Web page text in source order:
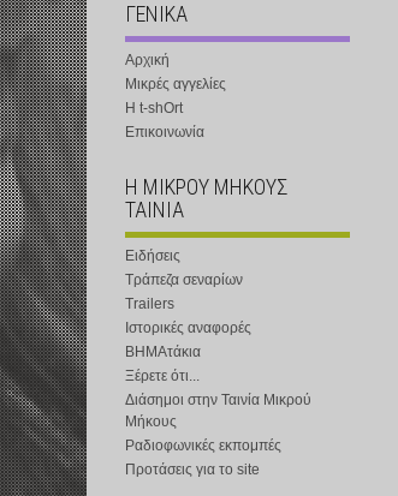
ΓΕΝΙΚΑ
Αρχική
Μικρές αγγελίες
Η t-shOrt
Επικοινωνία
Η ΜΙΚΡΟΥ ΜΗΚΟΥΣ
ΤΑΙΝΙΑ
Ειδήσεις
Τράπεζα σεναρίων
Trailers
Ιστορικές αναφορές
ΒΗΜΑτάκια
Ξέρετε ότι...
Διάσημοι στην Ταινία Μικρού
Μήκους
Ραδιοφωνικές εκπομπές
Προτάσεις για το site